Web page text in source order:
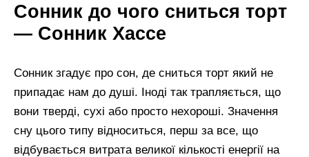
Сонник до чого сниться торт
— Сонник Хассе
Сонник згадує про сон, де сниться торт який не
припадає нам до душі. Іноді так трапляється, що
вони тверді, сухі або просто нехороші. Значення
сну цього типу відноситься, перш за все, що
відбувається витрата великої кількості енергії на